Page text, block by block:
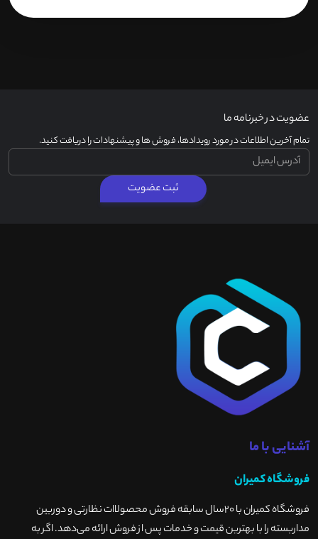
عضویت در خبرنامه ما
تمام آخرین اطلاعات در مورد رویدادها، فروش ها و پیشنهادات را دریافت کنید.
ثبت عضویت
آشنایی با ما
فروشگاه کمیران
فروشگاه کمیران با ۲۰سال سابقه فروش محصولاات نظارتی و دوربین
مداربسته را با بهترین قیمت و خدمات پس از فروش ارائه می‌دهد. اگر به